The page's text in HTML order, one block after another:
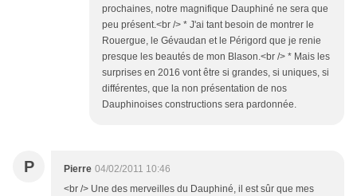
prochaines, notre magnifique Dauphiné ne sera que
peu présent.<br /> * J'ai tant besoin de montrer le
Rouergue, le Gévaudan et le Périgord que je renie
presque les beautés de mon Blason.<br /> * Mais les
surprises en 2016 vont être si grandes, si uniques, si
différentes, que la non présentation de nos
Dauphinoises constructions sera pardonnée.
P Pierre 04/02/2011 10:46
<br /> Une des merveilles du Dauphiné, il est sûr que mes